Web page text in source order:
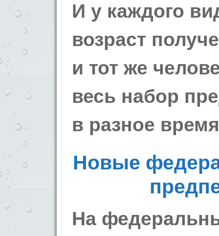
И у каждого
возраст
и тот же
весь набор
в разное
Новые
На